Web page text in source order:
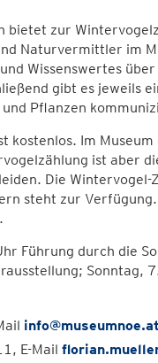
bietet zur
Naturvermittler im
Wissenswertes
gibt es jeweils
Pflanzen
kostenlos. Im
ist aber
Die Wintervogel-
steht zur
Führung durch die
Sonntag,
info@museumnoe.at
E-Mail